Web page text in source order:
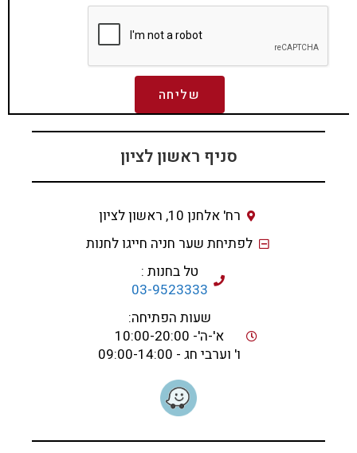
שליחה
סניף ראשון לציון
רח' אלחנן 10, ראשון לציון
לפתיחת שער חניה חייגו לחנות
טל בחנות :
03-9523333
שעות הפתיחה:
א'-ה'- 10:00-20:00
ו' וערבי חג - 09:00-14:00